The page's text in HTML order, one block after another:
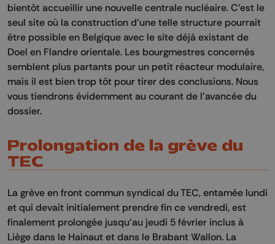
bientôt accueillir une nouvelle centrale nucléaire. C’est le
seul site où la construction d’une telle structure pourrait
être possible en Belgique avec le site déjà existant de
Doel en Flandre orientale. Les bourgmestres concernés
semblent plus partants pour un petit réacteur modulaire,
mais il est bien trop tôt pour tirer des conclusions. Nous
vous tiendrons évidemment au courant de l’avancée du
dossier.
Prolongation de la grève du
TEC
La grève en front commun syndical du TEC, entamée lundi
et qui devait initialement prendre fin ce vendredi, est
finalement prolongée jusqu'au jeudi 5 février inclus à
Liège dans le Hainaut et dans le Brabant Wallon. La